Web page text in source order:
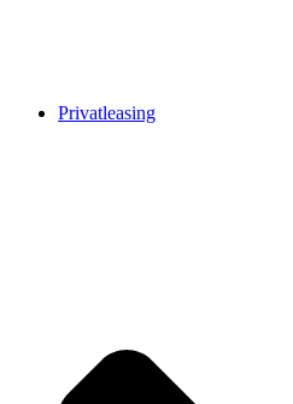
Privatleasing